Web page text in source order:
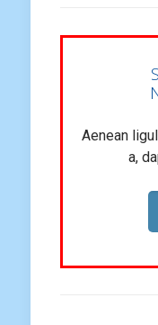
Aenean
a,